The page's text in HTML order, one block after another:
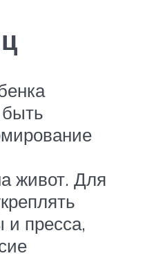
живот. Для
пресса,